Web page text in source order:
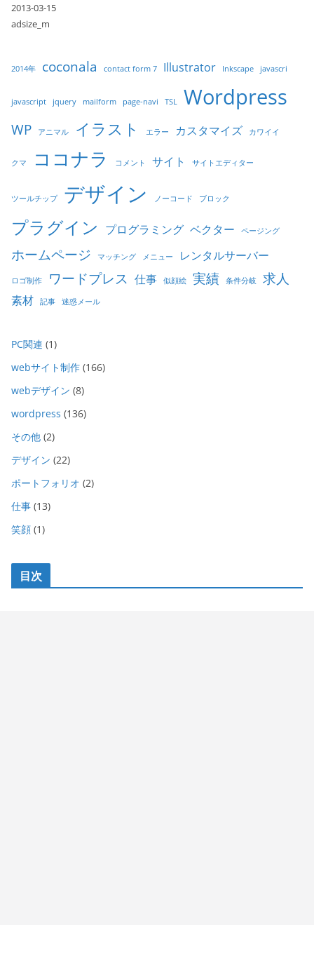
2013-03-15
adsize_m
2014年 coconala contact form 7 Illustrator Inkscape javascri
javascript jquery mailform page-navi TSL Wordpress
WP アニマル イラスト エラー カスタマイズ カワイイ
クマ ココナラ コメント サイト サイトエディター
ツールチップ デザイン ノーコード ブロック
プラグイン プログラミング ベクター ページング
ホームページ マッチング メニュー レンタルサーバー
ロゴ制作 ワードプレス 仕事 似顔絵 実績 条件分岐 求人
素材 記事 迷惑メール
PC関連 (1)
webサイト制作 (166)
webデザイン (8)
wordpress (136)
その他 (2)
デザイン (22)
ポートフォリオ (2)
仕事 (13)
笑顔 (1)
目次